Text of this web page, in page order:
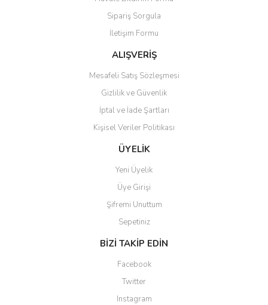
Ürün bilgilerinde hatalar bulunuyor.
Ürün fiyatı diğer sitelerden daha pahalı.
Bu ürüne benzer farklı alternatifler olmalı.
Gönder
Sipariş Sorgula
İletişim Formu
ALIŞVERİŞ
Mesafeli Satış Sözleşmesi
Gizlilik ve Güvenlik
İptal ve İade Şartları
Kişisel Veriler Politikası
ÜYELİK
Yeni Üyelik
Üye Girişi
Şifremi Unuttum
Sepetiniz
BİZİ TAKİP EDİN
Facebook
Twitter
Instagram